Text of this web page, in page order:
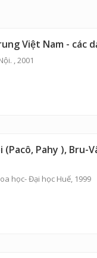
Việt Nam -
, 2001
Pahy ),
học- Đại học Huế, 1999